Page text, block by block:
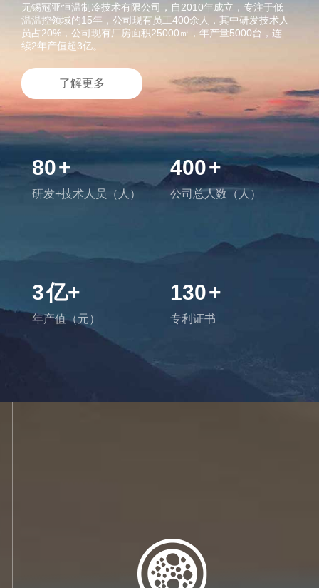
无锡冠亚恒温制冷技术有限公司，自2010年成立，专注于低
温温控领域的15年，公司现有员工400余人，其中研发技术人
员占20%，公司现有厂房面积25000㎡，年产量5000台，连
续2年产值超3亿。
了解更多
80+
研发+技术人员（人）
400+
公司总人数（人）
3亿+
年产值（元）
130+
专利证书